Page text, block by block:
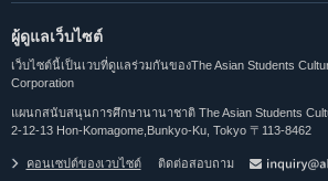
ผู้ดูแลเว็บไซต์
เว็บไซต์นี้เป็นเวบที่ดูแลร่วมกันของThe Asian Students
Corporation
แผนกสนับสนุนการศึกษานานาชาติ The Asian Students
2-12-13 Hon-Komagome,Bunkyo-Ku, Tokyo 〒113-8462
คอนเซปต์ของเวบไซต์ ติดต่อสอบถาม